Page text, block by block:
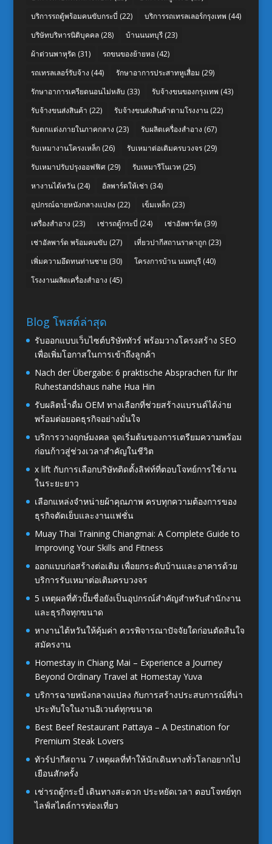
บริการรถตู้พร้อมคนขับกระบี่ (22) บริการรถเทรลเลอร์กรุงเทพ (44)
บริษัทบริหารนิติบุคคล(28) บ้านนนทบุรี(23)
ผ้าต่วนพาหุรัด (31) รถขนของย้ายหอ(42)
รถเทรลเลอร์รับจ้าง (44) รักษาอาการประสาทหูเสื่อม (29)
รักษาอาการเครียดนอนไม่หลับ (33) รับจ้างขนของกรุงเทพ (43)
รับจ้างขนส่งสินค้า (22) รับจ้างขนส่งสินค้าตามโรงงาน(22)
รับตกแต่งภายในภาคกลาง (23) รับผลิตเครื่องสำอาง (67)
รับเหมางานโครงเหล็ก(26) รับเหมาต่อเติมครบวงจร(29)
รับเหมาปรับปรุงออฟฟิศ(29) รับเหมารีโนเวท (25)
หางานไต้หวัน(24) อัลพาร์ดให้เช่า (34)
อุปกรณ์ฉายหนังกลางแปลง (22) เข็มเหล็ก(23)
เครื่องสำอาง (23) เช่ารถตู้กระบี่ (24) เช่าอัลพาร์ด (39)
เช่าอัลพาร์ด พร้อมคนขับ (27) เที่ยวปากีสถานราคาถูก(23)
เพิ่มความอึดทนท่านชาย (30) โครงการบ้าน นนทบุรี(40)
โรงงานผลิตเครื่องสำอาง (45)
Blog โพสต์ล่าสุด
รับออกแบบเว็บไซต์บริษัททัวร์ พร้อมวางโครงสร้าง SEO
เพื่อเพิ่มโอกาสในการเข้าถึงลูกค้า
Nach der Übergabe: 6 praktische Absprachen für Ihr
Ruhestandshaus nahe Hua Hin
รับผลิตน้ำดื่ม OEM ทางเลือกที่ช่วยสร้างแบรนด์ได้ง่าย
พร้อมต่อยอดธุรกิจอย่างมั่นใจ
บริการวางฤกษ์มงคล จุดเริ่มต้นของการเตรียมความพร้อม
ก่อนก้าวสู่ช่วงเวลาสำคัญในชีวิต
x lift กับการเลือกบริษัทติดตั้งลิฟท์ที่ตอบโจทย์การใช้งาน
ในระยะยาว
เลือกแหล่งจำหน่ายผ้าคุณภาพ ครบทุกความต้องการของ
ธุรกิจตัดเย็บและงานแฟชั่น
Muay Thai Training Chiangmai: A Complete Guide to
Improving Your Skills and Fitness
ออกแบบก่อสร้างต่อเติม เพื่อยกระดับบ้านและอาคารด้วย
บริการรับเหมาต่อเติมครบวงจร
5 เหตุผลที่ตัวปั๊มชื่อยังเป็นอุปกรณ์สำคัญสำหรับสำนักงาน
และธุรกิจทุกขนาด
หางานไต้หวันให้คุ้มค่า ควรพิจารณาปัจจัยใดก่อนตัดสินใจ
สมัครงาน
Homestay in Chiang Mai – Experience a Journey
Beyond Ordinary Travel at Homestay Yuva
บริการฉายหนังกลางแปลง กับการสร้างประสบการณ์ที่น่า
ประทับใจในงานอีเวนต์ทุกขนาด
Best Beef Restaurant Pattaya – A Destination for
Premium Steak Lovers
ทัวร์ปากีสถาน 7 เหตุผลที่ทำให้นักเดินทางทั่วโลกอยากไป
เยือนสักครั้ง
เช่ารถตู้กระบี่ เดินทางสะดวก ประหยัดเวลา ตอบโจทย์ทุก
ไลฟ์สไตล์การท่องเที่ยว